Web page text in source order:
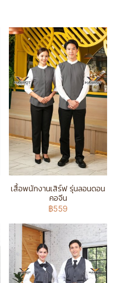
เสื้อพนักงานเสิร์ฟ รุ่นลอนดอน
คอจีน
฿559